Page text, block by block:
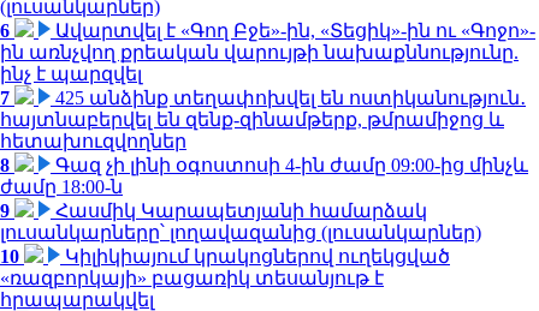
(լուսանկարներ)
6
Ավարտվել է «Գող Բջե»-ին, «Տեցիկ»-ին ու «Գոջո»-
ին առնչվող քրեական վարույթի նախաքննությունը.
ինչ է պարզվել
7
425 անձինք տեղափոխվել են ոստիկանություն․
հայտնաբերվել են զենք-զինամթերք, թմրամիջոց և
հետախուզվողներ
8
Գազ չի լինի օգոստոսի 4-ին ժամը 09:00-ից մինչև
ժամը 18:00-ն
9
Հասմիկ Կարապետյանի համարձակ
լուսանկարները՝ լողավազանից (լուսանկարներ)
10
Կիլիկիայում կրակոցներով ուղեկցված
«ռազբորկայի» բացառիկ տեսանյութ է
հրապարակվել